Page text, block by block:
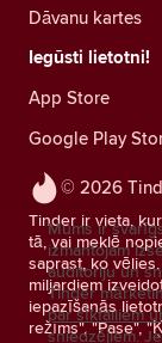
© 2026
Tinder ir vieta,
tā, vai meklē
saprast, ko
miljardiem
iepazīšanās
režīms", "Pase",
Dāvanu kartes
Iegūsti lietotni!
App Store
Google Play
Mums ir
izmantojam
auditoriju un
Tinder
par sīkfailiem
sniedzējiem.